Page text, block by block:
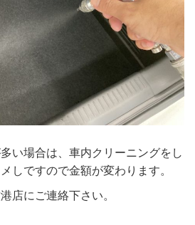
い場合は、車内クリーニングをし
しですので金額が変わります。
店にご連絡下さい。